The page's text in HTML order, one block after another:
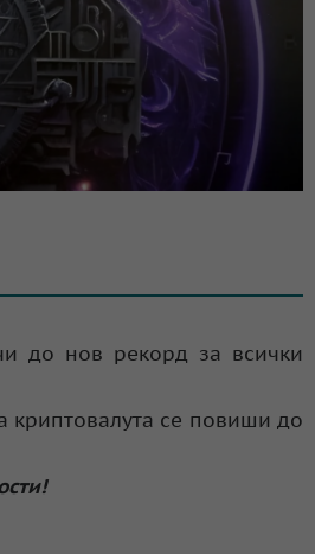
до нов рекорд за всички
криптовалута се повиши до